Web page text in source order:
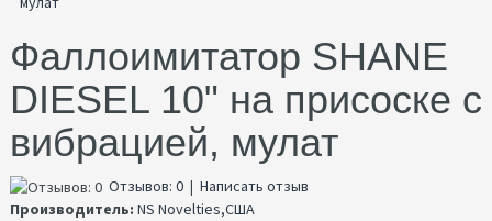
Фаллоимитатор SHANE
DIESEL 10" на присоске с
вибрацией, мулат
Отзывов: 0 | Написать отзыв
Производитель: NS Novelties,США